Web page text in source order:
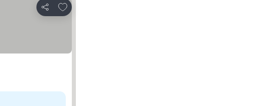
Partilhar
Adicionar aos favoritos